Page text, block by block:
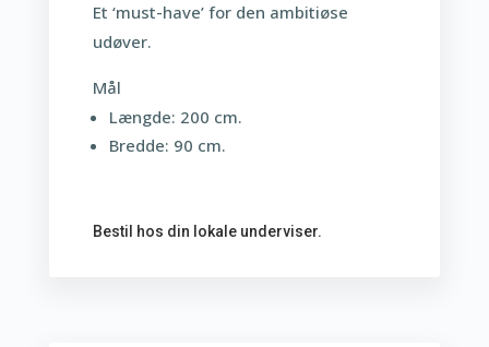
Et ‘must-have’ for den ambitiøse
udøver.
Mål
Længde: 200 cm.
Bredde: 90 cm.
Bestil hos din lokale underviser.